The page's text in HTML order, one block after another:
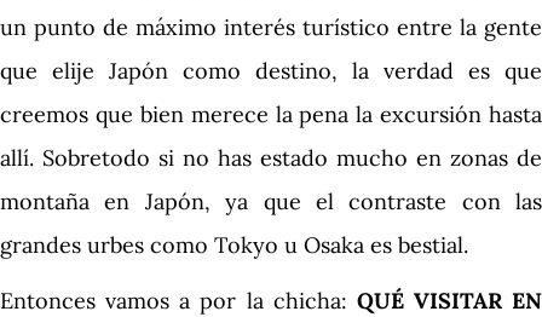
un punto de máximo interés turístico entre la gente
que elije Japón como destino, la verdad es que
creemos que bien merece la pena la excursión hasta
allí. Sobretodo si no has estado mucho en zonas de
montaña en Japón, ya que el contraste con las
grandes urbes como Tokyo u Osaka es bestial.
Entonces vamos a por la chicha: QUÉ VISITAR EN